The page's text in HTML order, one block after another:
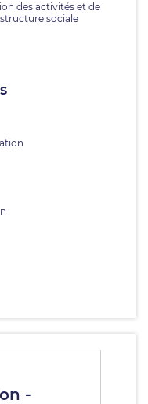
des activités et de
sociale
-